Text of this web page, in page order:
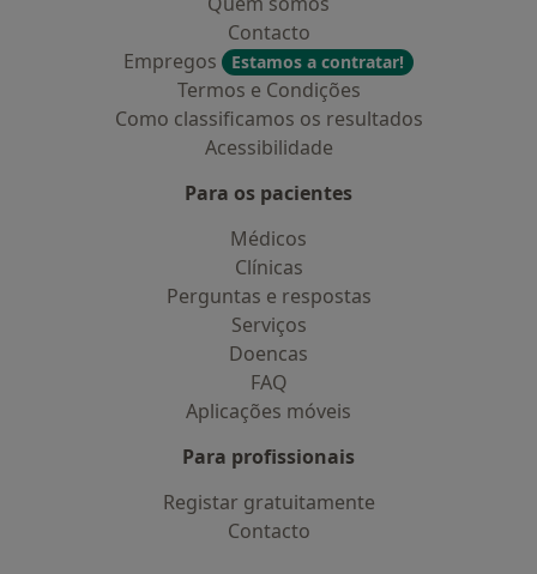
Contacto
Empregos
Estamos a contratar!
Termos e Condições
Como classificamos os resultados
Acessibilidade
Para os pacientes
Médicos
Clínicas
Perguntas e respostas
Serviços
Doencas
FAQ
Aplicações móveis
Para profissionais
Registar gratuitamente
Contacto